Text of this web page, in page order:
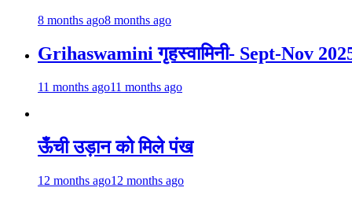
8 months ago8 months ago
Grihaswamini गृहस्वामिनी- Sept-Nov
11 months ago11 months ago
ऊँची उड़ान को मिले पंख
12 months ago12 months ago